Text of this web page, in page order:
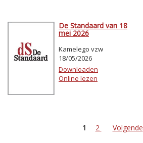
De Standaard van 18
mei 2026
Kamelego vzw
18/05/2026
Downloaden
Online lezen
1 2 Volgende